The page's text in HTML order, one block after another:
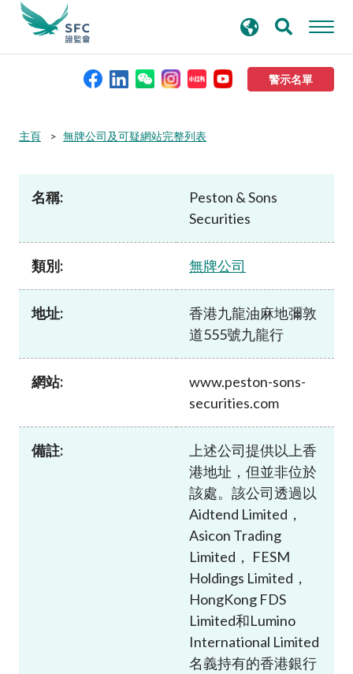
警示名單
本會簡介
資料庫
新聞稿及公布
尋
主頁 無牌公司及可疑網站完整列表
名稱:
Peston & Sons
Securities
類別: 無牌公司
地址:
香港九龍油麻地彌敦
道555號九龍行
網站:
www.peston-sons-
securities.com
備註:
上述公司提供以上香
港地址，但並非位於
該處。該公司透過以
Aidtend Limited，
Asicon Trading
Limited， FESM
Holdings Limited，
HongKong FDS
Limited和Lumino
International Limited
名義持有的香港銀行